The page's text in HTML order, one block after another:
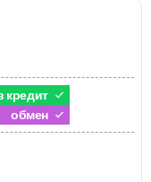
кредит
обмен